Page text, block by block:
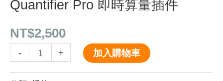
Quantifier Pro 即時算量插件
NT$2,500
- + 加入購物車